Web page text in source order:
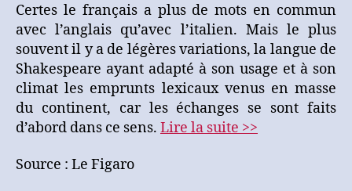
Certes le français a plus de mots en commun
avec l’anglais qu’avec l’italien. Mais le plus
souvent il y a de légères variations, la langue de
Shakespeare ayant adapté à son usage et à son
climat les emprunts lexicaux venus en masse
du continent, car les échanges se sont faits
d’abord dans ce sens. Lire la suite >>
Source : Le Figaro